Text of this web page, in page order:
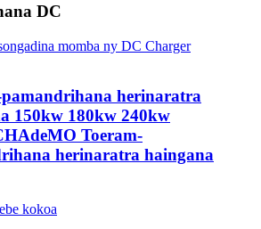
DC
pamandrihana herinaratra
150kw 180kw 240kw
Toeram-
herinaratra haingana
kokoa